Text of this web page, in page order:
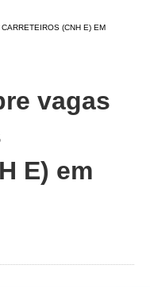
(CNH E) EM
vagas
E) em